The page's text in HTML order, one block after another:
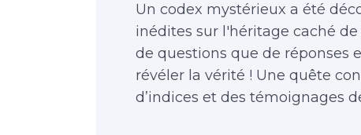
Un codex mystérieux a été
inédites sur l'héritage caché
de questions que de réponses
révéler la vérité ! Une quête
d’indices et des témoignages